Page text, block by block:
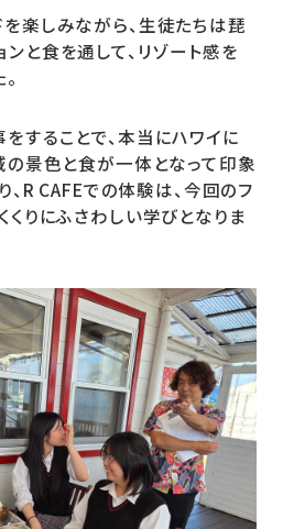
楽しみながら、生徒たちは琵
と食を通して、リゾート感を
することで、本当にハワイに
の景色と食が一体となって印象
、R CAFEでの体験は、今回のフ
くりにふさわしい学びとなりま